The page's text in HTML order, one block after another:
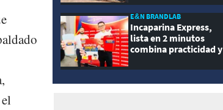
recreación de
Guatemala
E&N BRANDLAB
Incaparina Express,
lista en 2 minutos
combina practicidad y